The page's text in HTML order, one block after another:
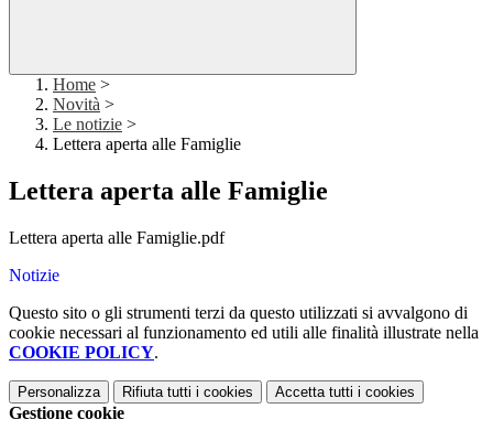
Home >
Novità >
Le notizie >
Lettera aperta alle Famiglie
Lettera aperta alle Famiglie
Lettera aperta alle Famiglie.pdf
Notizie
Questo sito o gli strumenti terzi da questo utilizzati si avvalgono di
cookie necessari al funzionamento ed utili alle finalità illustrate nella
COOKIE POLICY.
Personalizza Rifiuta tutti i cookies Accetta tutti i cookies
Gestione cookie